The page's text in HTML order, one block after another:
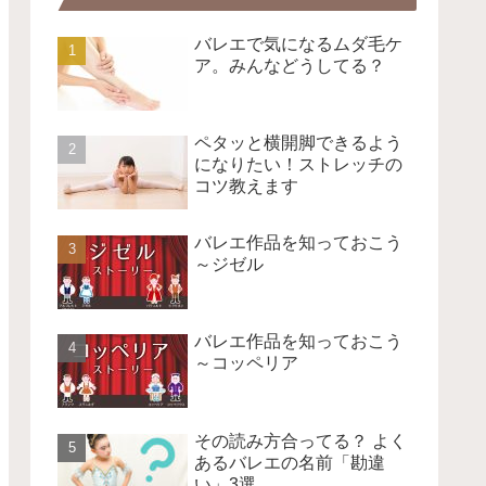
バレエで気になるムダ毛ケ
ア。みんなどうしてる？
ペタッと横開脚できるよう
になりたい！ストレッチの
コツ教えます
バレエ作品を知っておこう
～ジゼル
バレエ作品を知っておこう
～コッペリア
その読み方合ってる？ よく
あるバレエの名前「勘違